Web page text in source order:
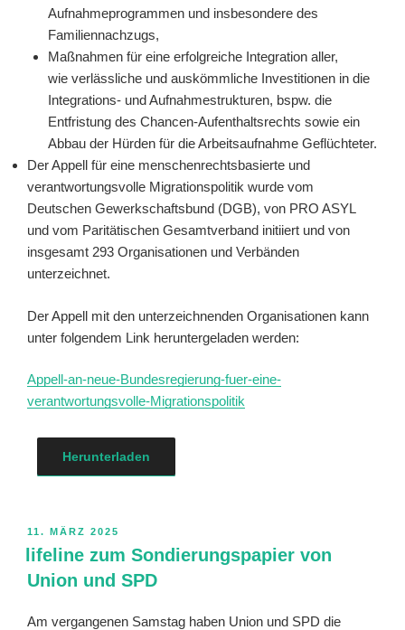
Aufnahmeprogrammen und insbesondere des
Familiennachzugs,
Maßnahmen für eine erfolgreiche Integration aller,
wie verlässliche und auskömmliche Investitionen in die
Integrations- und Aufnahmestrukturen, bspw. die
Entfristung des Chancen-Aufenthaltsrechts sowie ein
Abbau der Hürden für die Arbeitsaufnahme Geflüchteter.
Der Appell für eine menschenrechtsbasierte und
verantwortungsvolle Migrationspolitik wurde vom
Deutschen Gewerkschaftsbund (DGB), von PRO ASYL
und vom Paritätischen Gesamtverband initiiert und von
insgesamt 293 Organisationen und Verbänden
unterzeichnet.
Der Appell mit den unterzeichnenden Organisationen kann
unter folgendem Link heruntergeladen werden:
Appell-an-neue-Bundesregierung-fuer-eine-
verantwortungsvolle-Migrationspolitik
Herunterladen
VERÖFFENTLICHT
AM
11. MÄRZ 2025
lifeline zum Sondierungspapier von
Union und SPD
Am vergangenen Samstag haben Union und SPD die